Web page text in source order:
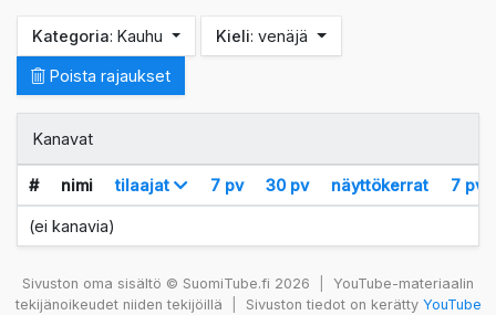
Kategoria: Kauhu Kieli: venäjä
Poista rajaukset
Kanavat
# nimi tilaajat 7 pv 30 pv näyttökerrat 7 pv
(ei kanavia)
Sivuston oma sisältö © SuomiTube.fi 2026
YouTube-materiaalin
tekijänoikeudet niiden tekijöillä
Sivuston tiedot on kerätty YouTube